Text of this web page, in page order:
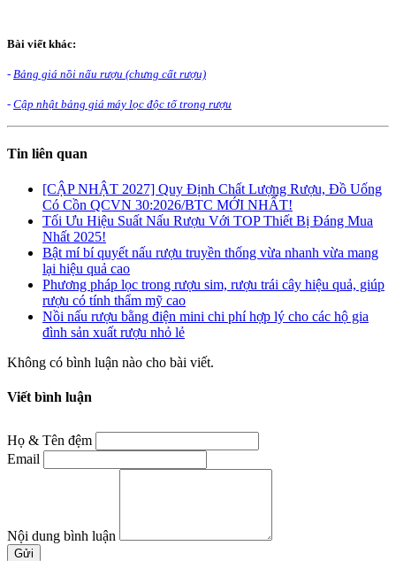
Bài viết khác:
- Bảng giá nồi nấu rượu (chưng cất rượu)
- Cập nhật bảng giá máy lọc độc tố trong rượu
Tin liên quan
[CẬP NHẬT 2027] Quy Định Chất Lượng Rượu, Đồ Uống
Có Cồn QCVN 30:2026/BTC MỚI NHẤT!
Tối Ưu Hiệu Suất Nấu Rượu Với TOP Thiết Bị Đáng Mua
Nhất 2025!
Bật mí bí quyết nấu rượu truyền thống vừa nhanh vừa mang
lại hiệu quả cao
Phương pháp lọc trong rượu sim, rượu trái cây hiệu quả, giúp
rượu có tính thẩm mỹ cao
Nồi nấu rượu bằng điện mini chi phí hợp lý cho các hộ gia
đình sản xuất rượu nhỏ lẻ
Không có bình luận nào cho bài viết.
Viết bình luận
Họ & Tên đệm
Email
Nội dung bình luận